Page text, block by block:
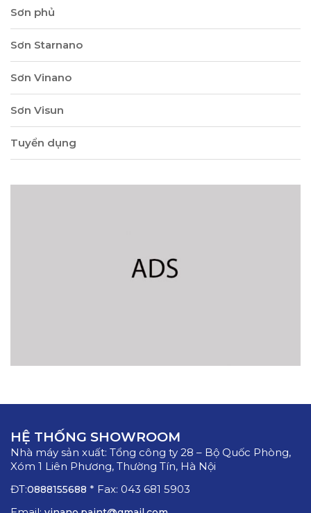
Sơn phủ
Sơn Starnano
Sơn Vinano
Sơn Visun
Tuyển dụng
HỆ THỐNG SHOWROOM
Nhà máy sản xuất: Tổng công ty 28 – Bộ Quốc Phòng,
Xóm 1 Liên Phương, Thường Tín, Hà Nội
ĐT:0888155688 * Fax: 043 681 5903